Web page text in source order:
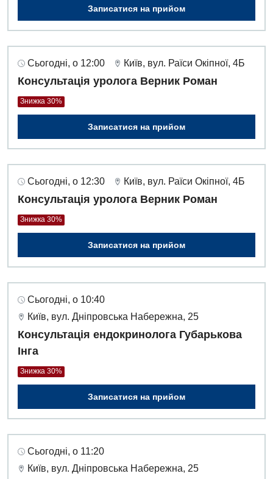
Записатися на прийом
Сьогодні, о 12:00 Київ, вул. Раїси Окіпної, 4Б
Консультація уролога Верник Роман
Знижка 30%
Записатися на прийом
Сьогодні, о 12:30 Київ, вул. Раїси Окіпної, 4Б
Консультація уролога Верник Роман
Знижка 30%
Записатися на прийом
Сьогодні, о 10:40
Київ, вул. Дніпровська Набережна, 25
Консультація ендокринолога Губарькова
Інга
Знижка 30%
Записатися на прийом
Сьогодні, о 11:20
Київ, вул. Дніпровська Набережна, 25